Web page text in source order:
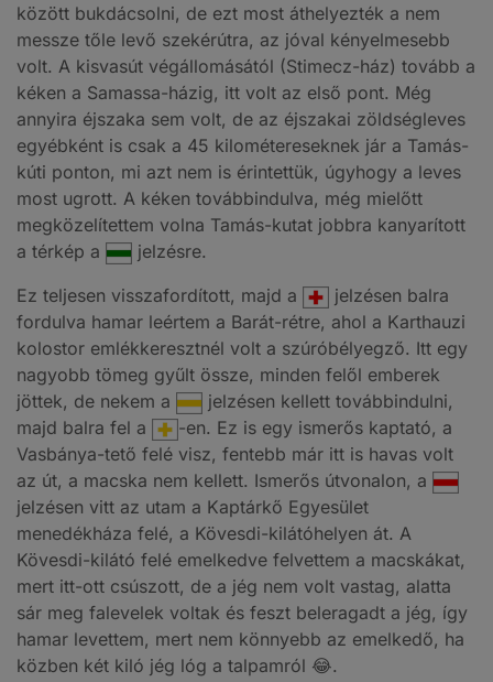
között bukdácsolni, de ezt most áthelyezték a nem
messze tőle levő szekérútra, az jóval kényelmesebb
volt. A kisvasút végállomásától (Stimecz-ház) tovább a
kéken a Samassa-házig, itt volt az első pont. Még
annyira éjszaka sem volt, de az éjszakai zöldségleves
egyébként is csak a 45 kilométereseknek jár a Tamás-
kúti ponton, mi azt nem is érintettük, úgyhogy a leves
most ugrott. A kéken továbbindulva, még mielőtt
megközelítettem volna Tamás-kutat jobbra kanyarított
a térkép a
jelzésre.
Ez teljesen visszafordított, majd a
jelzésen balra
fordulva hamar leértem a Barát-rétre, ahol a Karthauzi
kolostor emlékkeresztnél volt a szúróbélyegző. Itt egy
nagyobb tömeg gyűlt össze, minden felől emberek
jöttek, de nekem a
jelzésen kellett továbbindulni,
majd balra fel a
-en. Ez is egy ismerős kaptató, a
Vasbánya-tető felé visz, fentebb már itt is havas volt
az út, a macska nem kellett. Ismerős útvonalon, a
jelzésen vitt az utam a Kaptárkő Egyesület
menedékháza felé, a Kövesdi-kilátóhelyen át. A
Kövesdi-kilátó felé emelkedve felvettem a macskákat,
mert itt-ott csúszott, de a jég nem volt vastag, alatta
sár meg falevelek voltak és feszt beleragadt a jég, így
hamar levettem, mert nem könnyebb az emelkedő, ha
közben két kiló jég lóg a talpamról 😂.